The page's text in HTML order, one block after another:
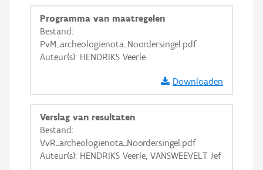
Basis Lagen
Ortho
GRB-Basiskaart in grijswaarden
Programma van maatregelen
Bestand:
PvM_archeologienota_Noordersingel.pdf
Auteur(s): HENDRIKS Veerle
Downloaden
Verslag van resultaten
Bestand:
VvR_archeologienota_Noordersingel.pdf
Auteur(s): HENDRIKS Veerle, VANSWEEVELT Jef